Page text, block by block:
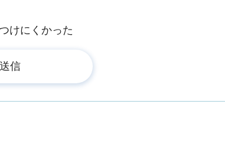
けにくかった